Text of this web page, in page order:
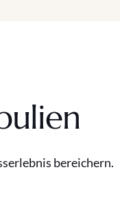
bereichern.